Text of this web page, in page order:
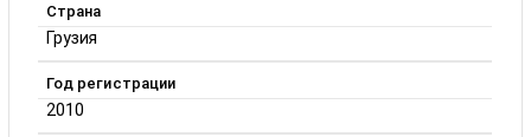
Страна
Грузия
Год регистрации
2010